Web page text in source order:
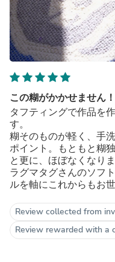
この糊がかかせません！
タフティングで作品を
す。
糊そのものが軽く、手
ポイント。もともと糊
と更に、ほぼなくなりま
ラグマタグさんのソフ
ルを軸にこれからもお
Review collected from
Review rewarded with a